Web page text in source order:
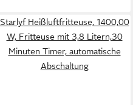
Starlyf Heißluftfritteuse, 1400,00
W, Fritteuse mit 3,8 Litern,30
Minuten Timer, automatische
Abschaltung